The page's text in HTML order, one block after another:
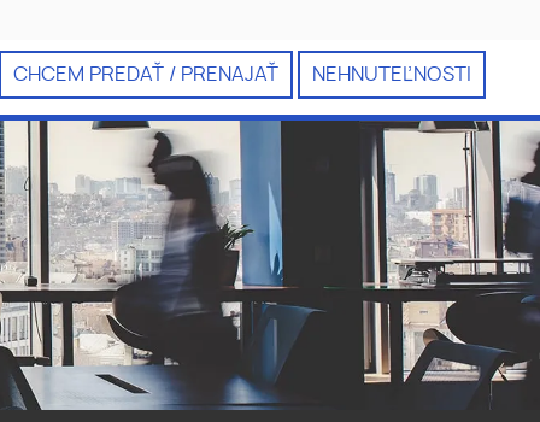
CHCEM PREDAŤ / PRENAJAŤ NEHNUTEĽNOSTI